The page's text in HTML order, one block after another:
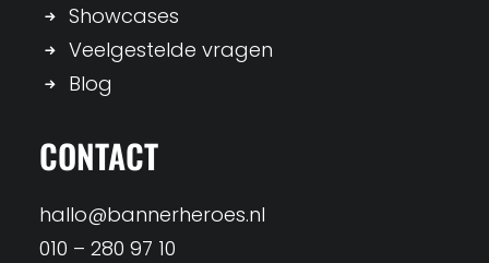
Showcases
Veelgestelde vragen
Blog
CONTACT
hallo@bannerheroes.nl
010 – 280 97 10